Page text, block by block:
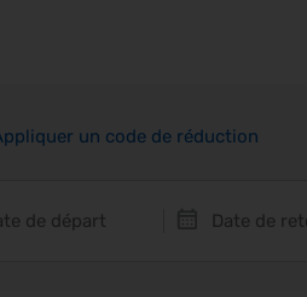
un code de réduction